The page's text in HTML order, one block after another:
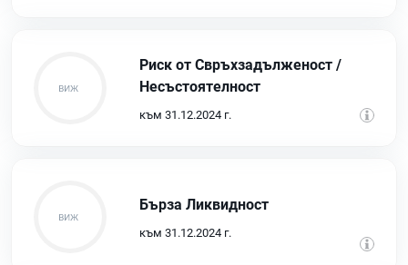
Риск от Свръхзадълженост /
Несъстоятелност
към 31.12.2024 г.
Бърза Ликвидност
към 31.12.2024 г.